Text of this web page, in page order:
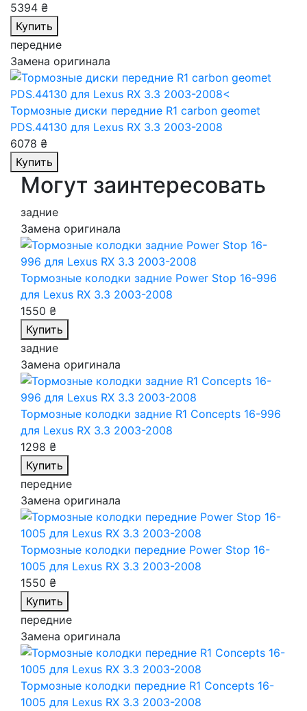
5394 ₴
Купить
передние
Замена оригинала
Тормозные диски передние R1 carbon geomet
PDS.44130 для Lexus RX 3.3 2003-2008
6078 ₴
Купить
Могут заинтересовать
задние
Замена оригинала
Тормозные колодки задние Power Stop 16-996
для Lexus RX 3.3 2003-2008
1550 ₴
Купить
задние
Замена оригинала
Тормозные колодки задние R1 Concepts 16-996
для Lexus RX 3.3 2003-2008
1298 ₴
Купить
передние
Замена оригинала
Тормозные колодки передние Power Stop 16-
1005 для Lexus RX 3.3 2003-2008
1550 ₴
Купить
передние
Замена оригинала
Тормозные колодки передние R1 Concepts 16-
1005 для Lexus RX 3.3 2003-2008